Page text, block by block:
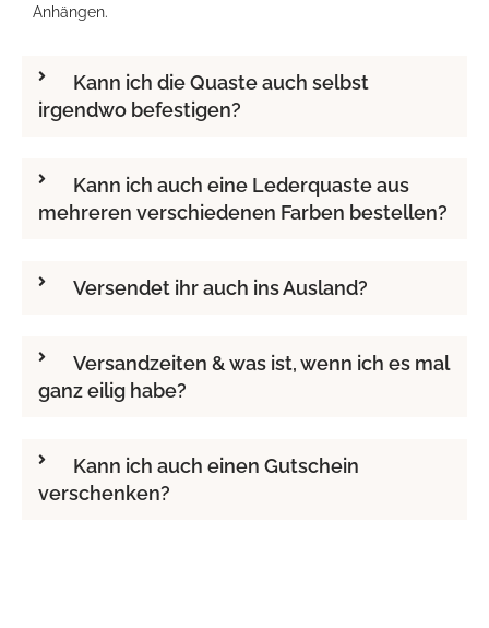
Anhängen.
Kann ich die Quaste auch selbst
irgendwo befestigen?
Kann ich auch eine Lederquaste aus
mehreren verschiedenen Farben bestellen?
Versendet ihr auch ins Ausland?
Versandzeiten & was ist, wenn ich es mal
ganz eilig habe?
Kann ich auch einen Gutschein
verschenken?